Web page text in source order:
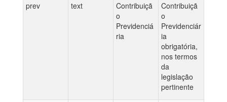
prev text
Contribuiçã
o
Previdenciá
ria
Contribuiçã
o
Previdenciár
ia
obrigatória,
nos termos
da
legislação
pertinente